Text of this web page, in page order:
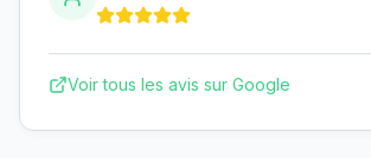
Voir tous les avis sur Google